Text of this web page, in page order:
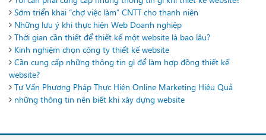
Sớm triển khai “chợ việc làm” CNTT cho thanh niên
Những lưu ý khi thực hiện Web Doanh nghiệp
Thời gian cần thiết để thiết kế một website là bao lâu?
Kinh nghiệm chọn công ty thiết kế website
Cần cung cấp những thông tin gì để làm hợp đồng thiết kế
website?
Tư Vấn Phương Pháp Thực Hiện Online Marketing Hiệu Quả
những thông tin nên biết khi xây dựng website